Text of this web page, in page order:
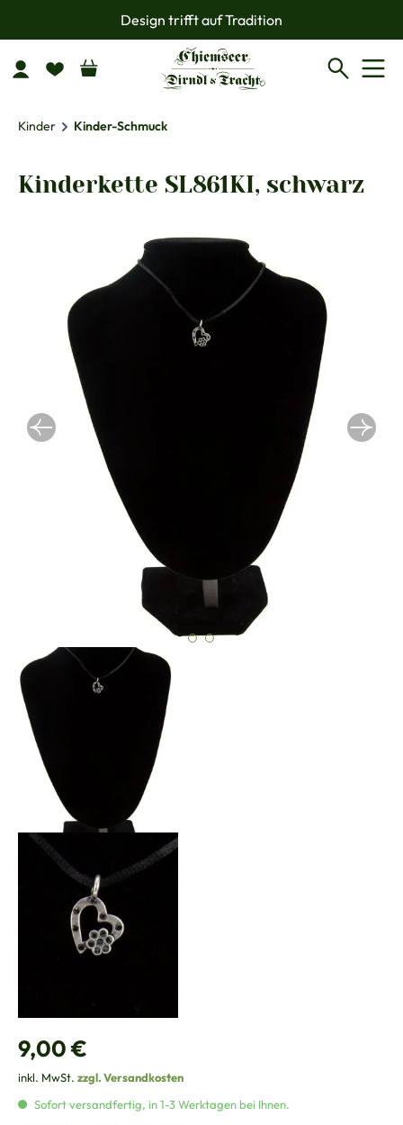
Zum Hauptinhalt springenDesign trifft auf Tradition
Kinder Kinder-Schmuck
Kinderkette SL861KI, schwarz
Regulärer Preis:
9,00 €
inkl. MwSt. zzgl. Versandkosten
Sofort versandfertig, in 1-3 Werktagen bei Ihnen.